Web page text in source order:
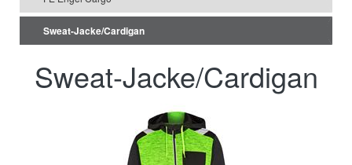
Sweat-Jacke/Cardigan
Sweat-Jacke/Cardigan